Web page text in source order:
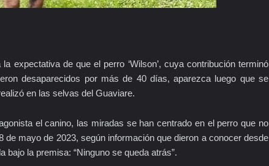
expectativa de que el perro ‘Wilson’, cuya contribución terminó
desaparecidos por más de 40 días, aparezca luego que se
en las selvas del Guaviare.
el canino, las miradas se han centrado en el perro que no
mayo de 2023, según información que dieron a conocer desde
la premisa: “Ninguno se queda atrás”.